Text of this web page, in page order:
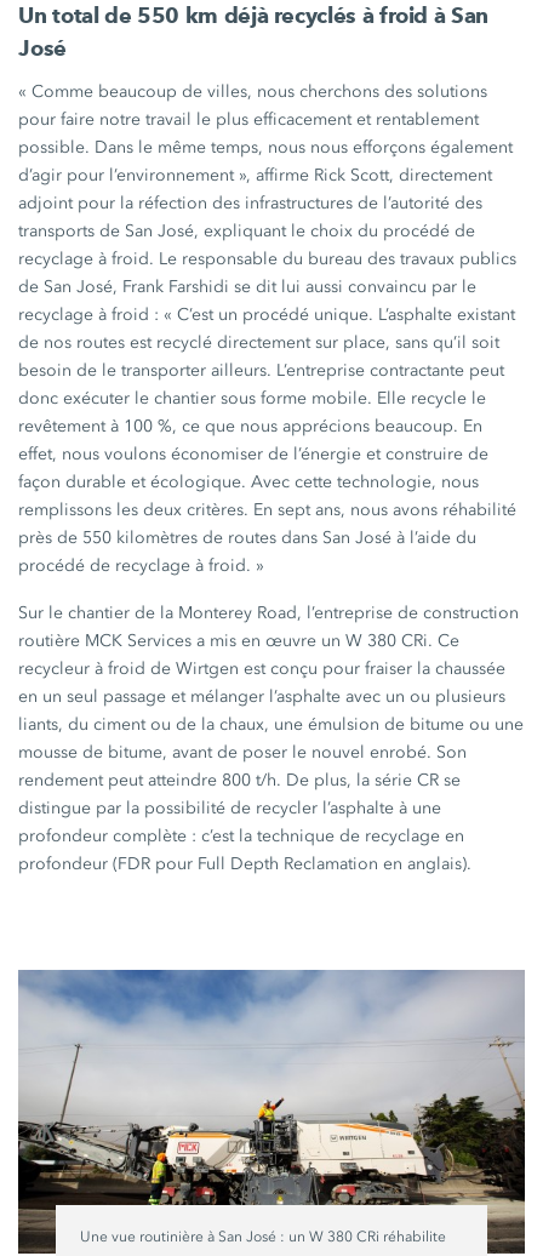
Un total de 550 km déjà recyclés à froid à San
José
« Comme beaucoup de villes, nous cherchons des solutions
pour faire notre travail le plus efficacement et rentablement
possible. Dans le même temps, nous nous efforçons également
d’agir pour l’environnement », affirme Rick Scott, directement
adjoint pour la réfection des infrastructures de l’autorité des
transports de San José, expliquant le choix du procédé de
recyclage à froid. Le responsable du bureau des travaux publics
de San José, Frank Farshidi se dit lui aussi convaincu par le
recyclage àfroid : « C’estun procédé unique. L’asphalte existant
de nos routes est recyclé directement sur place, sans qu’il soit
besoin de le transporter ailleurs. L’entreprise contractante peut
donc exécuter le chantier sous forme mobile. Elle recycle le
revêtement à 100 %, ce que nous apprécions beaucoup. En
effet, nous voulons économiser de l’énergie et construire de
façon durable et écologique. Avec cette technologie, nous
remplissons les deux critères. En sept ans, nous avons réhabilité
près de 550 kilomètres de routes dans San José à l’aide du
procédé de recyclage àfroid. »
Sur le chantier de la Monterey Road, l’entreprise de construction
routière MCK Services a mis en œuvre unW 380 CRi. Ce
recycleur à froid de Wirtgen est conçu pour fraiser la chaussée
en un seul passage et mélanger l’asphalte avec un ou plusieurs
liants, du ciment ou de la chaux, une émulsion de bitume ou une
mousse de bitume, avant de poser le nouvel enrobé. Son
rendement peut atteindre 800 t/h. De plus, la série CR se
distingue par la possibilité de recycler l’asphalte à une
profondeurcomplète : c’est la technique de recyclage en
profondeur (FDR pour Full Depth Reclamation en anglais).
Une vue routinière à San José : un W 380 CRi réhabilite